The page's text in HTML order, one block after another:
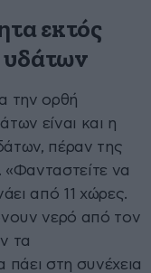
εκτός
υδάτων
την ορθή
είναι και η
πέραν της
να
από 11 χώρες.
νερό από τον
τα
πάει στη συνέχεια